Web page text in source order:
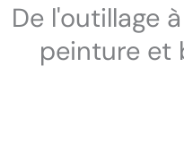
De l'outillage
peinture et